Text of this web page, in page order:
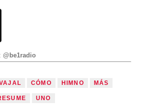
@be1radio
CÓMO HIMNO MÁS
UNO